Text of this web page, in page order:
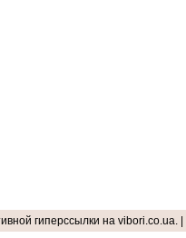
гиперссылки на vibori.co.ua. | |